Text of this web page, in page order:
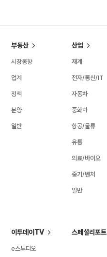
부동산
시장동향
업계
정책
분양
일반
산업
재계
전자/통신/IT
자동차
중화학
항공/물류
유통
의료/바이오
중기/벤처
일반
이투데이TV
e스튜디오
스페셜리포트